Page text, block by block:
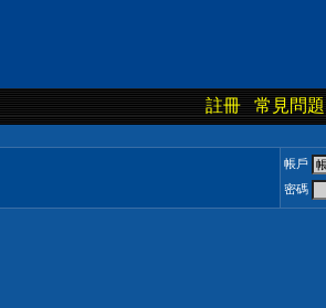
註冊 常見問題
帳戶
密碼